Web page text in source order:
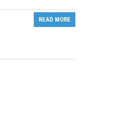
READ MORE